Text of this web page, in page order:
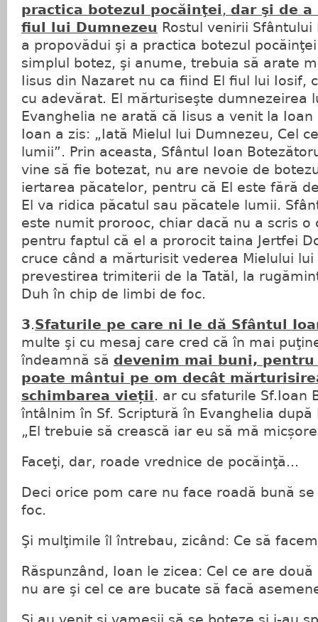
practica botezul pocăinţei, dar şi de a
fiul lui Dumnezeu Rostul venirii
a propovădui şi a practica botezul
simplul botez, şi anume, trebuia să arate
Iisus din Nazaret nu ca fiind El fiul lui Iosif,
cu adevărat. El mărturiseşte dumnezeirea
Evanghelia ne arată că Iisus a venit la
Ioan a zis: „Iată Mielul lui Dumnezeu, Cel
lumii”. Prin aceasta, Sfântul Ioan
vine să fie botezat, nu are nevoie de
iertarea păcatelor, pentru că El este fără
El va ridica păcatul sau păcatele lumii.
este numit prorooc, chiar dacă nu a scris o
pentru faptul că el a prorocit taina Jertfei
cruce când a mărturisit vederea Mielului
prevestirea trimiterii de la Tatăl, la
Duh în chip de limbi de foc.
3.Sfaturile pe care ni le dă Sfântul
multe şi cu mesaj care cred că în mai
îndeamnă să devenim mai buni,
poate mântui pe om decât
schimbarea vieții. ar cu sfaturile Sf.Ioan
întâlnim în Sf. Scriptură în Evanghelia
„El trebuie să crească iar eu să mă
Faceţi, dar, roade vrednice de pocăinţă...
Deci orice pom care nu face roadă bună
foc.
Şi mulţimile îl întrebau, zicând: Ce să
Răspunzând, Ioan le zicea: Cel ce are
nu are şi cel ce are bucate să facă